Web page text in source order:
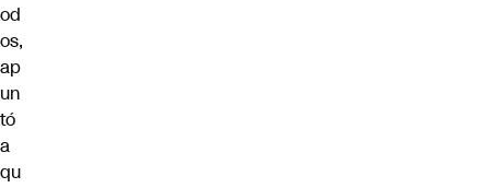
od
os,
ap
un
tó
a
qu